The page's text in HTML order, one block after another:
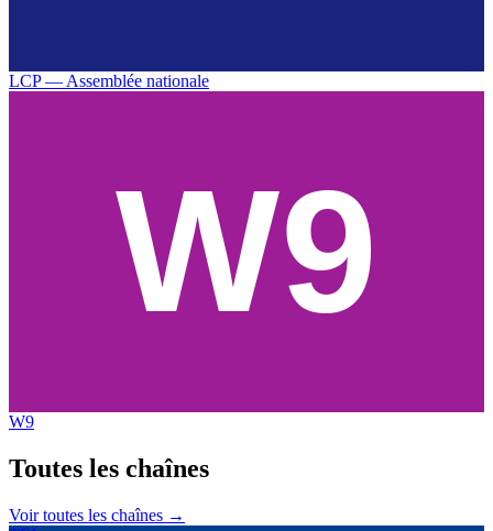
LCP — Assemblée nationale
W9
Toutes les chaînes
Voir toutes les chaînes →